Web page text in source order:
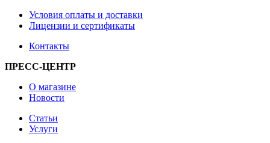
Условия оплаты и доставки
Лицензии и сертификаты
Контакты
ПРЕСС-ЦЕНТР
О магазине
Новости
Статьи
Услуги